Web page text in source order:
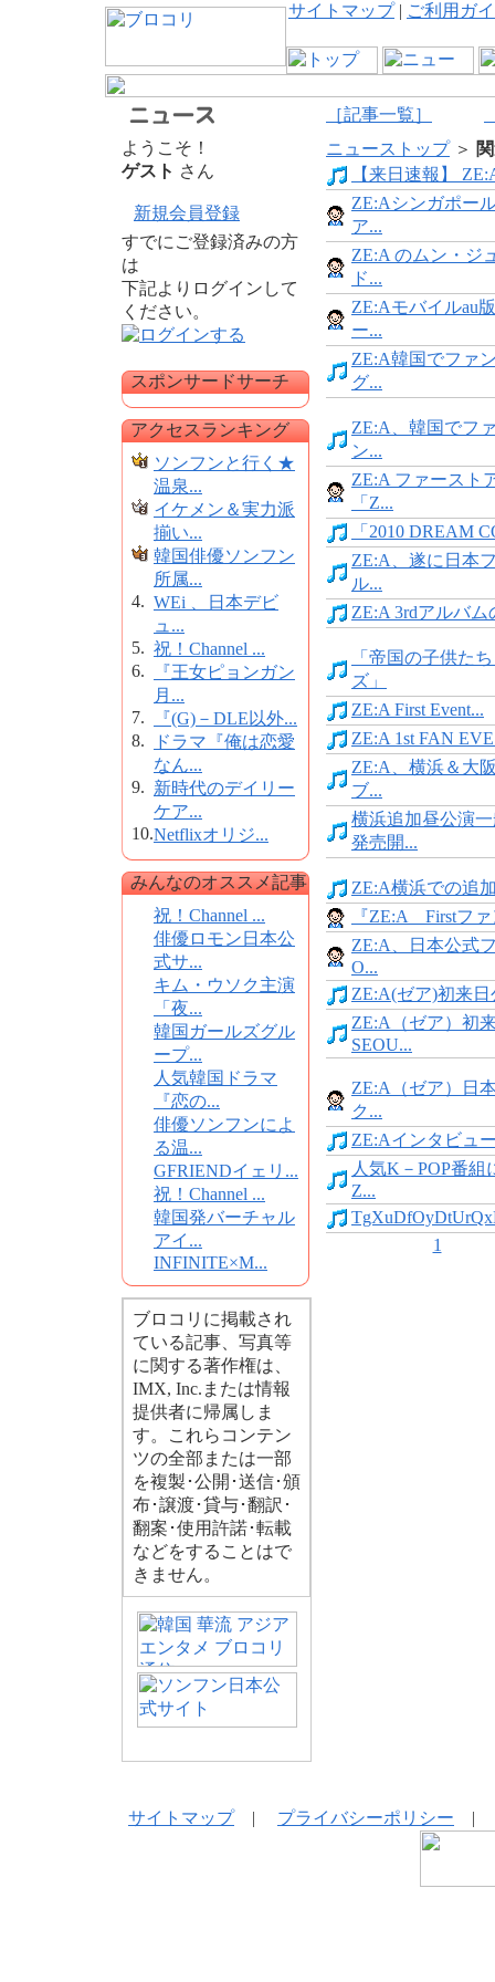
サイトマップ| ご利用ガ
［記事一覧］
ようこそ！
ゲスト さん
新規会員登録
すでにご登録済みの方
は
下記よりログインして
ください。
スポンサードサーチ
アクセスランキング
ソンフンと行く★
温泉...
イケメン＆実力派
揃い...
韓国俳優ソンフン
所属...
4. WEi 、日本デビ
ュ...
5. 祝！Channel ...
6.
『王女ピョンガン
月...
7.
『(G)－DLE以外...
8.
ドラマ『俺は恋愛
なん...
9. 新時代のデイリー
ケア...
10.Netflixオリジ...
みんなのオススメ記事
祝！Channel ...
俳優ロモン日本公
式サ...
キム・ウソク主演
「夜...
韓国ガールズグル
ープ...
人気韓国ドラマ
『恋の...
俳優ソンフンによ
る温...
GFRIENDイェリ...
祝！Channel ...
韓国発バーチャル
アイ...
INFINITE×M...
ブロコリに掲載され
ている記事、写真等
に関する著作権は、
IMX, Inc.または情報
提供者に帰属しま
す。これらコンテン
ツの全部または一部
を複製･公開･送信･頒
布･譲渡･貸与･翻訳･
翻案･使用許諾･転載
などをすることはで
きません。
ニューストップ＞
【来日速報】
ZE:Aシンガポー
ア...
ZE:A のムン・ジ
ド...
ZE:Aモバイルau
ー...
ZE:A韓国でファ
グ...
ZE:A、韓国でフ
ン...
ZE:A ファースト
「Z...
「2010 DREAM
ZE:A、遂に日本
ル...
ZE:A 3rdアルバム
「帝国の子供た
ズ」
ZE:A First Event...
ZE:A 1st FAN
ZE:A、横浜＆大
ブ...
横浜追加昼公演
発売開...
ZE:A横浜での追
『ZE:A Firstフ
ZE:A、日本公式
O...
ZE:A(ゼア)初来
ZE:A（ゼア）初
SEOU...
ZE:A（ゼア）日
ク...
ZE:Aインタビュ
人気K－POP番組
Z...
1
サイトマップ| プライバシーポリシー